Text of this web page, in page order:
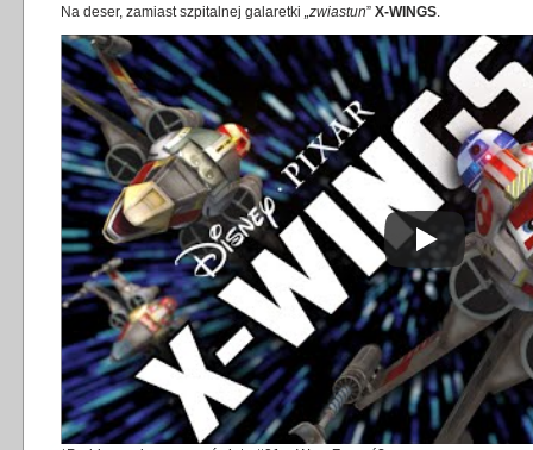
Na deser, zamiast szpitalnej galaretki „zwiastun” X-WINGS.